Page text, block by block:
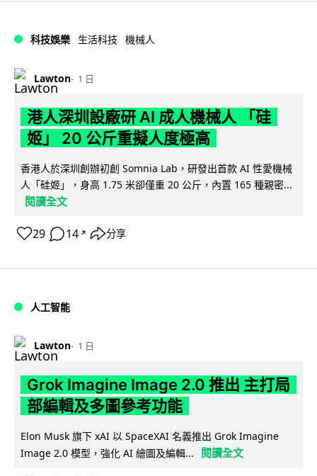
科技娛樂 生活科技 機械人
Lawton 1 日
港人深圳設廠研 AI 成人機械人 「硅
姬」 20 公斤重擬人度極高
香港人於深圳創辦初創 Somnia Lab，研發出首款 AI 性愛機械
人「硅姬」，身高 1.75 米卻僅重 20 公斤，內置 165 種親密...
閱讀全文
29 14 ↗ 分享
人工智能
Lawton 1 日
Grok Imagine Image 2.0 推出 主打局
部編輯及多圖參考功能
Elon Musk 旗下 xAI 以 SpaceXAI 名義推出 Grok Imagine
Image 2.0 模型，強化 AI 繪圖及編輯...
閱讀全文